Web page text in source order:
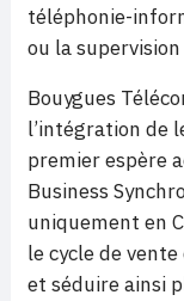
téléphonie-
ou la
Bouygues
l’intégration de
premier espère
Business
uniquement en
le cycle de
et séduire ainsi